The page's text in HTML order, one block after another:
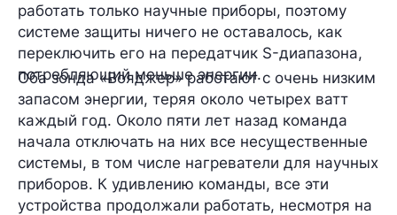
работать только научные приборы, поэтому
системе защиты ничего не оставалось, как
переключить его на передатчик S-диапазона,
потребляющий меньше энергии.
Оба зонда «Вояджер» работают с очень низким
запасом энергии, теряя около четырех ватт
каждый год. Около пяти лет назад команда
начала отключать на них все несущественные
системы, в том числе нагреватели для научных
приборов. К удивлению команды, все эти
устройства продолжали работать, несмотря на